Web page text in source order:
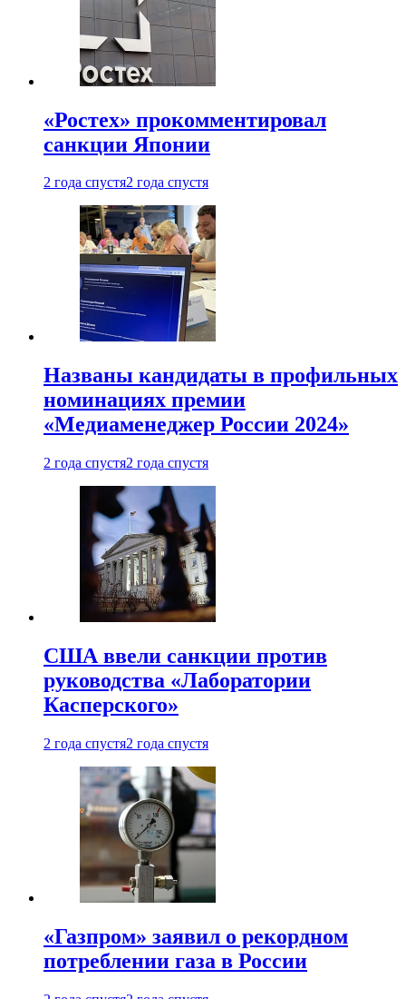
«Ростех» прокомментировал
санкции Японии
2 года спустя2 года спустя
Названы кандидаты в профильных
номинациях премии
«Медиаменеджер России 2024»
2 года спустя2 года спустя
США ввели санкции против
руководства «Лаборатории
Касперского»
2 года спустя2 года спустя
«Газпром» заявил о рекордном
потреблении газа в России